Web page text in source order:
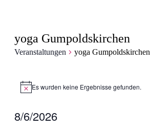
yoga Gumpoldskirchen
Veranstaltungen yoga Gumpoldskirchen
HinweisEs wurden keine Ergebnisse gefunden.
8/6/2026